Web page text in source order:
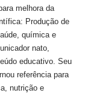
melhora da
Produção de
química e
nato,
educativo. Seu
referência para
nutrição e